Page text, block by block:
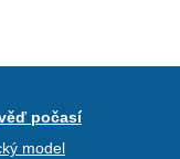
počasí
model